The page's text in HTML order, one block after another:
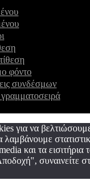
φόντο
συνδέσμων
για να
και τα
συναινείτε